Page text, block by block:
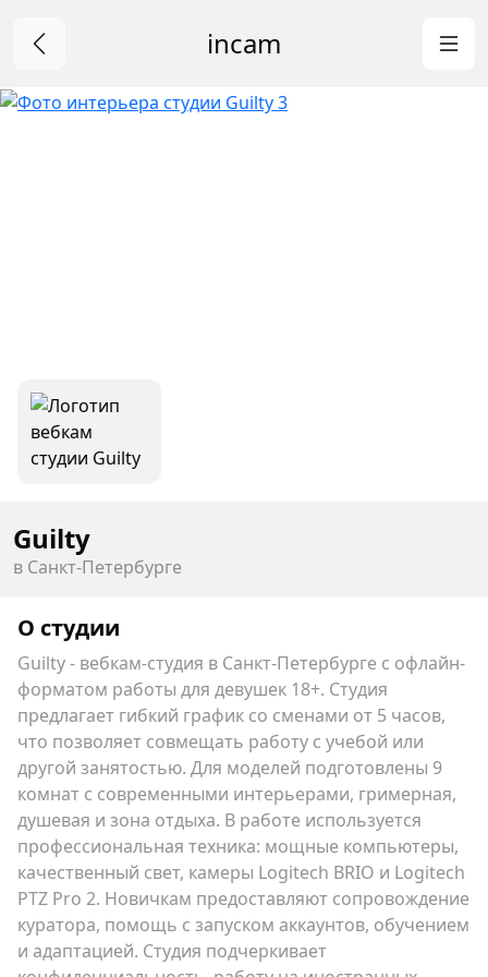
incam
Guilty
в Санкт-Петербурге
О студии
Guilty - вебкам-студия в Санкт-Петербурге с офлайн-
форматом работы для девушек 18+. Студия
предлагает гибкий график со сменами от 5 часов,
что позволяет совмещать работу с учебой или
другой занятостью. Для моделей подготовлены 9
комнат с современными интерьерами, гримерная,
душевая и зона отдыха. В работе используется
профессиональная техника: мощные компьютеры,
качественный свет, камеры Logitech BRIO и Logitech
PTZ Pro 2. Новичкам предоставляют сопровождение
куратора, помощь с запуском аккаунтов, обучением
и адаптацией. Студия подчеркивает